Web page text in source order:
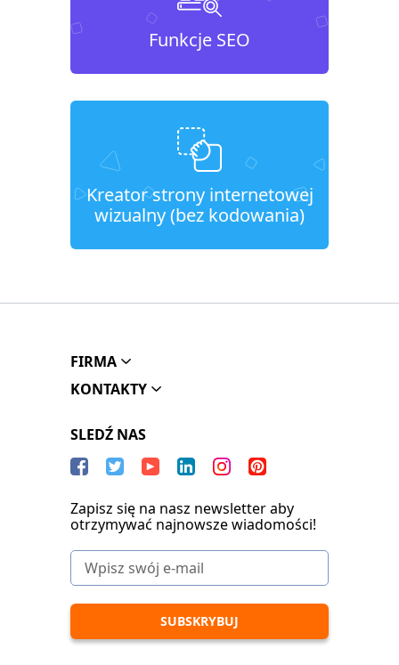
Funkcje SEO
Kreator strony internetowej
wizualny (bez kodowania)
FIRMA
KONTAKTY
SLEDŹ NAS
Zapisz się na nasz newsletter aby
otrzymywać najnowsze wiadomości!